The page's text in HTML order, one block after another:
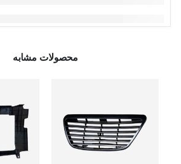
محصولات مشابه